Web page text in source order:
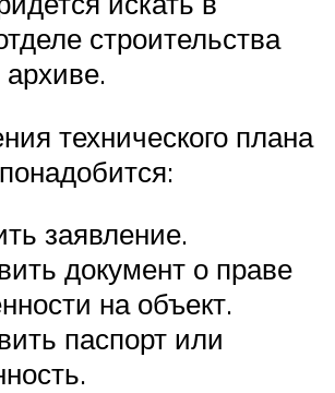
строительства
технического плана
заявление.
документ о праве
на объект.
паспорт или